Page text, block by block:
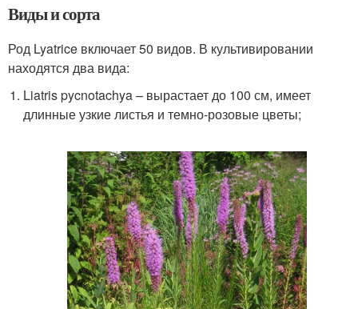
Виды и сорта
Род Lyatrice включает 50 видов. В культивировании
находятся два вида:
Liatris pycnotachya – вырастает до 100 см, имеет
длинные узкие листья и темно-розовые цветы;